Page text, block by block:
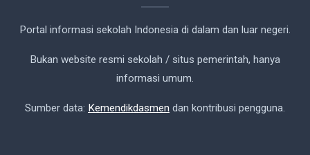
Portal informasi sekolah Indonesia di dalam dan luar negeri.
Bukan website resmi sekolah / situs pemerintah, hanya
informasi umum.
Sumber data: Kemendikdasmen dan kontribusi pengguna.